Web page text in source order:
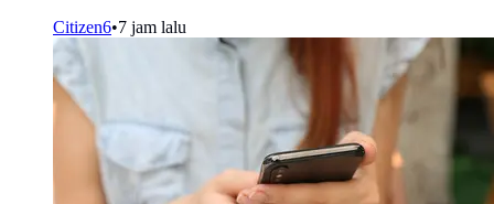
Citizen6•7 jam lalu